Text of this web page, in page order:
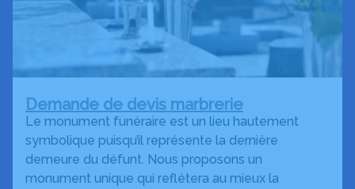
Demande de devis marbrerie
Le monument funéraire est un lieu hautement
symbolique puisqu’il représente la dernière
demeure du défunt. Nous proposons un
monument unique qui reflétera au mieux la